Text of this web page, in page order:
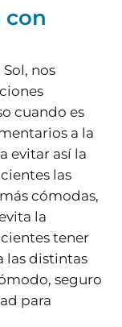
con
nos
cuando es
a la
evitar así la
las
cómodas,
la
tener
las distintas
seguro
para